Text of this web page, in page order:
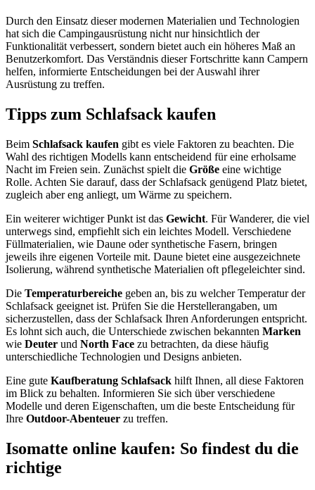
Durch den Einsatz dieser modernen Materialien und Technologien
hat sich die Campingausrüstung nicht nur hinsichtlich der
Funktionalität verbessert, sondern bietet auch ein höheres Maß an
Benutzerkomfort. Das Verständnis dieser Fortschritte kann Campern
helfen, informierte Entscheidungen bei der Auswahl ihrer
Ausrüstung zu treffen.
Tipps zum Schlafsack kaufen
Beim Schlafsack kaufen gibt es viele Faktoren zu beachten. Die
Wahl des richtigen Modells kann entscheidend für eine erholsame
Nacht im Freien sein. Zunächst spielt die Größe eine wichtige
Rolle. Achten Sie darauf, dass der Schlafsack genügend Platz bietet,
zugleich aber eng anliegt, um Wärme zu speichern.
Ein weiterer wichtiger Punkt ist das Gewicht. Für Wanderer, die viel
unterwegs sind, empfiehlt sich ein leichtes Modell. Verschiedene
Füllmaterialien, wie Daune oder synthetische Fasern, bringen
jeweils ihre eigenen Vorteile mit. Daune bietet eine ausgezeichnete
Isolierung, während synthetische Materialien oft pflegeleichter sind.
Die Temperaturbereiche geben an, bis zu welcher Temperatur der
Schlafsack geeignet ist. Prüfen Sie die Herstellerangaben, um
sicherzustellen, dass der Schlafsack Ihren Anforderungen entspricht.
Es lohnt sich auch, die Unterschiede zwischen bekannten Marken
wie Deuter und North Face zu betrachten, da diese häufig
unterschiedliche Technologien und Designs anbieten.
Eine gute Kaufberatung Schlafsack hilft Ihnen, all diese Faktoren
im Blick zu behalten. Informieren Sie sich über verschiedene
Modelle und deren Eigenschaften, um die beste Entscheidung für
Ihre Outdoor-Abenteuer zu treffen.
Isomatte online kaufen: So findest du die
richtige